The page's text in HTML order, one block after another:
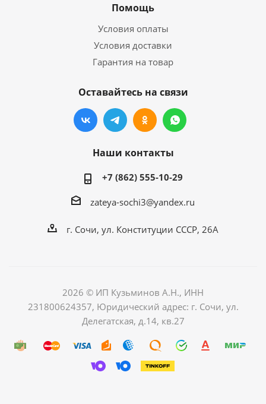
Помощь
Условия оплаты
Условия доставки
Гарантия на товар
Оставайтесь на связи
Наши контакты
+7 (862) 555-10-29
zateya-sochi3@yandex.ru
г. Сочи, ул. Конституции СССР, 26А
2026 © ИП Кузьминов А.Н., ИНН
231800624357, Юридический адрес: г. Сочи, ул.
Делегатская, д.14, кв.27